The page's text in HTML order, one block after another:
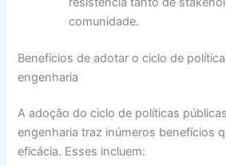
comunidade.
Benefícios de adotar o ciclo de
engenharia
A adoção do ciclo de políticas
engenharia traz inúmeros benefícios
eficácia. Esses incluem: